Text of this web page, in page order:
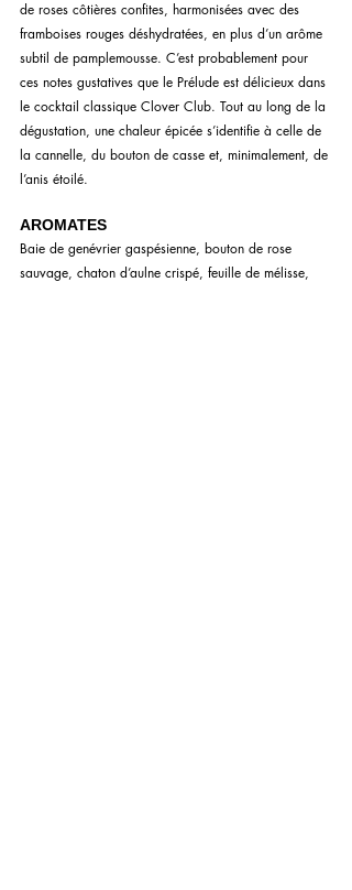
de roses côtières confites, harmonisées avec des
framboises rouges déshydratées, en plus d’un arôme
subtil de pamplemousse. C’est probablement pour
ces notes gustatives que le Prélude est délicieux dans
le cocktail classique Clover Club. Tout au long de la
dégustation, une chaleur épicée s’identifie à celle de
la cannelle, du bouton de casse et, minimalement, de
l’anis étoilé.
AROMATES
Baie de genévrier gaspésienne, bouton de rose
sauvage, chaton d’aulne crispé, feuille de mélisse,